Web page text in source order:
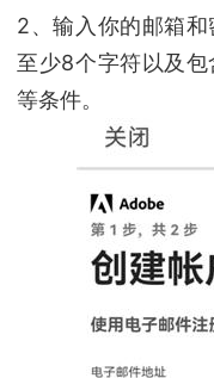
2、输入你的邮箱
至少8个字符以及
等条件。